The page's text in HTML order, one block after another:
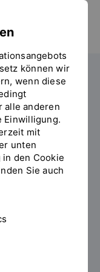
können wir
wenn diese
alle anderen
Einwilligung.
mit
unten
den Cookie
Sie auch